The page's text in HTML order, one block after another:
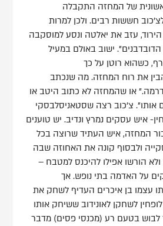
של המחזה התקבלה
חששות רבים. ולכן למרות
הירוד, עזב את יאלטה ונסע למוסקבה
ישוב באולם במעיל
כשהוא רוטן על כך
את רוח המחזה. מה שנכתב
או שהמחזה לא כתוב היטב או
אותו". צ'כוב רצה שסטאניסלבסקי
איש עסקים נמרץ ונדיב. יש טוענים
המחזה, איש העתיד שרוצה בכל
ולבסוף קונה את האחוזה שבה
ולא הורשו אפילו להיכנס למטבח –
על האדמה בתי נופש. אך
עצמו בן איכרים העדיף לשחק את
לשחקן לאונידוב ששיחק אותו
לבוש בטעם רע (מכנסי פסים) מדבר